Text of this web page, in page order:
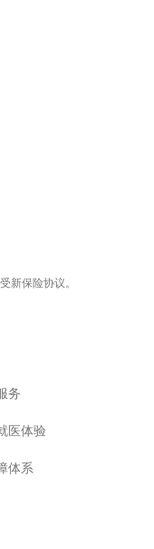
新保险协议。
务
医体验
体系